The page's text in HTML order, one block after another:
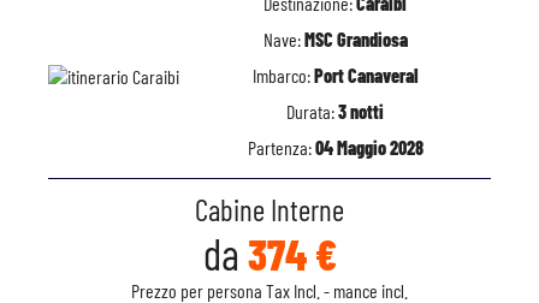
Nave:MSC Grandiosa
Imbarco:Port Canaveral
Durata:3 notti
Partenza:04 Maggio 2028
Cabine Interne
da 374 €
Prezzo per persona Tax Incl. - mance incl.